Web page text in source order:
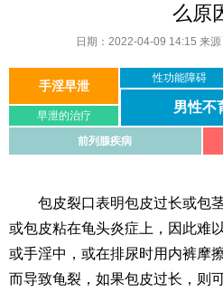
么原
日期：2022-04-09 14:15 来源
手淫早泄
性功能障碍
男性不
早泄的治疗
前列腺疾病
包皮裂口表明包皮过长或包茎
或包皮粘在龟头炎症上，因此难
或手淫中，或在排尿时用内裤摩
而导致龟裂，如果包皮过长，则